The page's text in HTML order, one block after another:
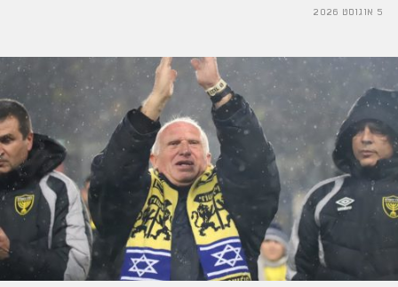
5 אוגוסט 2026